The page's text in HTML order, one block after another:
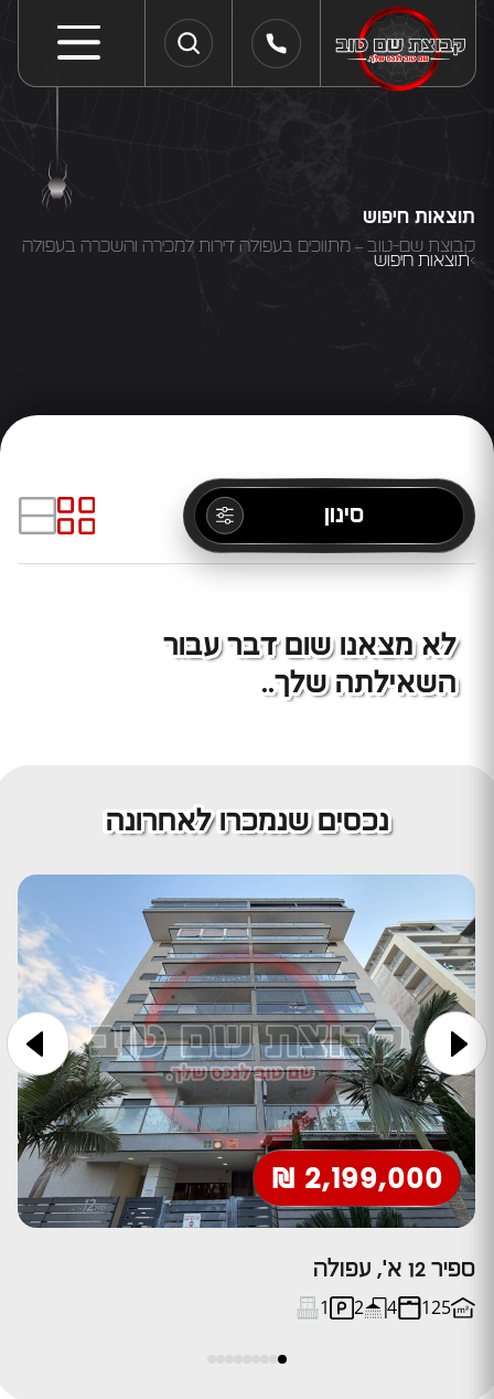
תוצאות חיפוש
קבוצת שם-טוב – מתווכים בעפולה דירות למכירה והשכרה בעפולה
תוצאות חיפוש
סינון
לא מצאנו שום דבר עבור
השאילתה שלך..
נכסים שנמכרו לאחרונה
2,199,000 ₪
ספיר 12 א', עפולה
125
4
2
1